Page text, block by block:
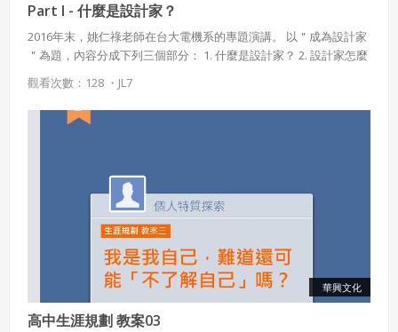
Part I - 什麼是設計家？
2016年末，姚仁祿老師在台大電機系的專題演講。 以＂成為設計家
＂為題，內容分成下列三個部分： 1. 什麼是設計家？ 2. 設計家 怎麼
做設計？ 3. 為什麼 現代世界 需要設計家？
觀看次數：128 ・ JL7
華興文化
高中生涯規劃 教案03